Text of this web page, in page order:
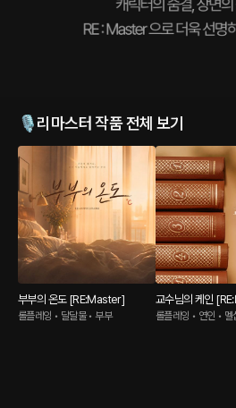
🎙️리마스터 작품 전체 보기
부부의 온도 [RE:Master]
롤플레잉 • 달달물 • 부부
교수님의 케인
롤플레잉 • 연인 • 멜